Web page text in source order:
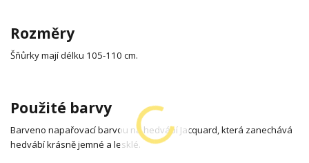
Rozměry
Šňůrky mají délku 105-110 cm.
Použité barvy
Barveno napařovací barvou na hedvábí Jacquard, která zanechává
hedvábí krásně jemné a lesklé.